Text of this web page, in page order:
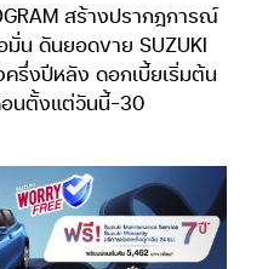
สร้างปรากฎการณ์
น ดันยอดขาย SUZUKI
ครึ่งปีหลัง ดอกเบี้ยเริ่มต้น
อนตั้งแต่วันนี้-30